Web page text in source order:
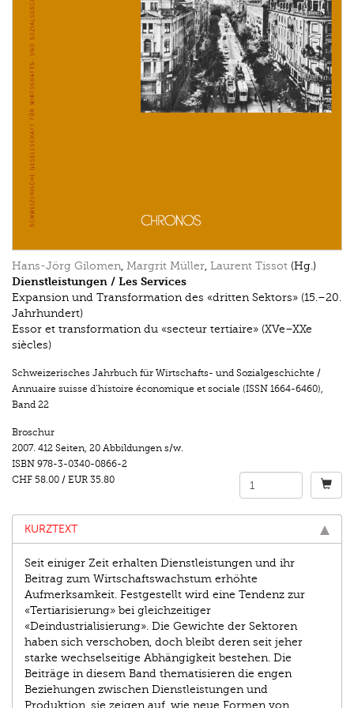
Hans-Jörg Gilomen, Margrit Müller, Laurent Tissot (Hg.)
Dienstleistungen / Les Services
Expansion und Transformation des «dritten Sektors» (15.–20.
Jahrhundert)
Essor et transformation du «secteur tertiaire» (XVe–XXe
siècles)
Schweizerisches Jahrbuch für Wirtschafts- und Sozialgeschichte /
Annuaire suisse d’histoire économique et sociale (ISSN 1664-6460),
Band 22
Broschur
2007. 412 Seiten, 20 Abbildungen s/w.
ISBN 978-3-0340-0866-2
CHF 58.00 / EUR 35.80
KURZTEXT
Seit einiger Zeit erhalten Dienstleistungen und ihr
Beitrag zum Wirtschaftswachstum erhöhte
Aufmerksamkeit. Festgestellt wird eine Tendenz zur
«Tertiarisierung» bei gleichzeitiger
«Deindustrialisierung». Die Gewichte der Sektoren
haben sich verschoben, doch bleibt deren seit jeher
starke wechselseitige Abhängigkeit bestehen. Die
Beiträge in diesem Band thematisieren die engen
Beziehungen zwischen Dienstleistungen und
Produktion, sie zeigen auf, wie neue Formen von